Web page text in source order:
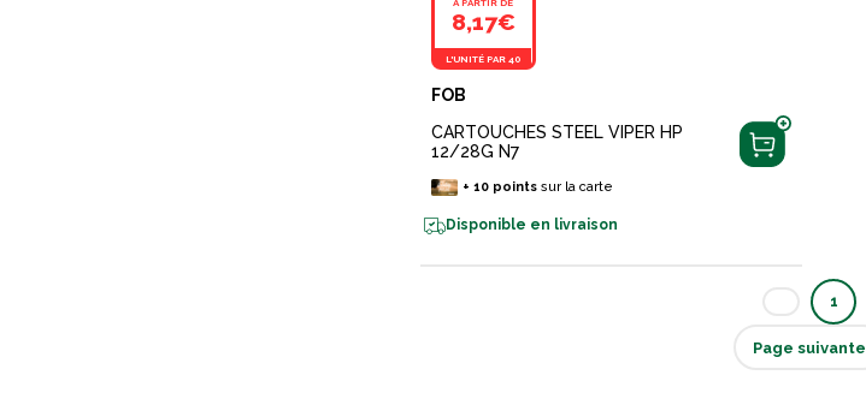
8,17€
L'UNITÉ PAR 40
FOB
CARTOUCHES STEEL VIPER HP
12/28G N7
+10 points sur la carte
Disponible en livraison
1
Page suivante